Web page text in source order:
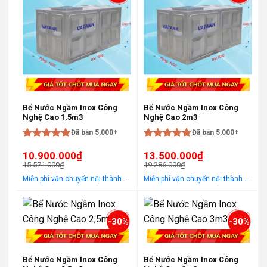
Bể Nước Ngầm Inox Công
Nghệ Cao 1,5m3
hạng55
sao
Đã bán 5,000+
15.571.000₫
Giá
gốc
là:
15.571.000₫.
10.900.000₫
Giá
hiện
tại
là:
10.900.000₫.
Miễn phí vận chuyển nội thành Hà Nội Áp dụng cho khách hàng gọi điện, đến trực tiếp hoặc chat! Tặng gói khảo sát, tư vấn, lắp ráp miễn phí trong khu vực nội thành Hà Nội
Bể Nước Ngầm Inox Công
Nghệ Cao 2m3
hạng55
sao
Đã bán 5,000+
19.286.000₫
Giá
gốc
là:
19.286.000₫.
13.500.000₫
Giá
hiện
tại
là:
13.500.000₫.
Miễn phí vận chuyển nội thành Hà Nội Áp dụng cho khách hàng gọi điện, đến trực tiếp hoặc chat! Tặng gói khảo sát, tư vấn, lắp ráp miễn phí trong khu vực nội thành Hà Nội
-30%
Bể Nước Ngầm Inox Công
-30%
Bể Nước Ngầm Inox Công